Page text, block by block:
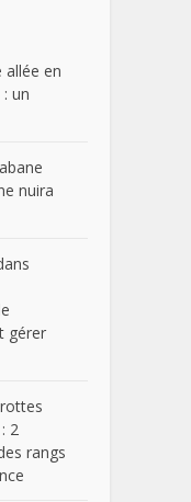
en
un
nuira
gérer
2
rangs